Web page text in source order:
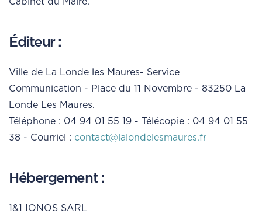
Éditeur :
Ville de La Londe les Maures- Service
Communication - Place du 11 Novembre - 83250 La
Londe Les Maures.
Téléphone : 04 94 01 55 19 - Télécopie : 04 94 01 55
38 - Courriel : contact@lalondelesmaures.fr
Hébergement :
1&1 IONOS SARL